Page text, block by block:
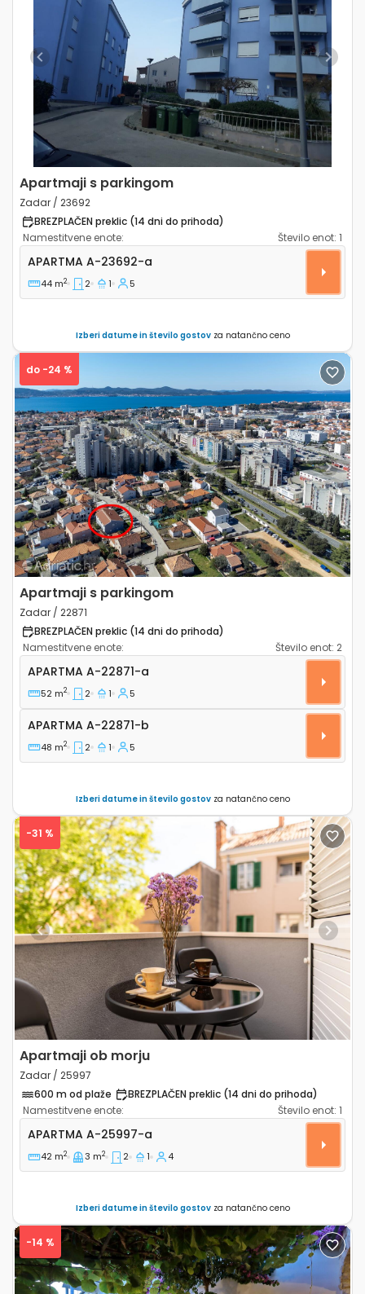
Previous Next
Apartmaji s parkingom
Zadar / 23692
BREZPLAČEN preklic (14 dni do prihoda)
Namestitvene enote:
Število enot: 1
Dvosobni apartma Zadar A-23692-a
APARTMA A-23692-a
44 m2 2 1 5
Izberi datume in število gostovza natančno ceno
Previous Next
do -24 %
Apartmaji s parkingom
Zadar / 22871
BREZPLAČEN preklic (14 dni do prihoda)
Namestitvene enote:
Število enot: 2
Dvosobni apartma Zadar A-22871-a
APARTMA A-22871-a
52 m2 2 1 5
Apartma A-22871-b
APARTMA A-22871-b
48 m2 2 1 5
Izberi datume in število gostovza natančno ceno
Previous Next
-31 %
Apartmaji ob morju
Zadar / 25997
600 m od plaže
BREZPLAČEN preklic (14 dni do prihoda)
Namestitvene enote:
Število enot: 1
Dvosobni apartma Zadar A-25997-a
APARTMA A-25997-a
42 m2 3 m2 2 1 4
Izberi datume in število gostovza natančno ceno
-14 %